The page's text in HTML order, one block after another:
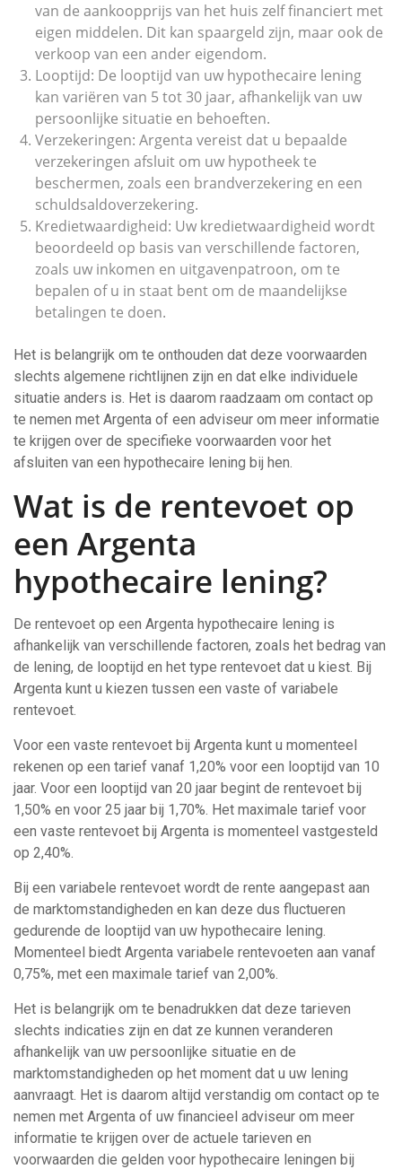
van de aankoopprijs van het huis zelf financiert met
eigen middelen. Dit kan spaargeld zijn, maar ook de
verkoop van een ander eigendom.
Looptijd: De looptijd van uw hypothecaire lening
kan variëren van 5 tot 30 jaar, afhankelijk van uw
persoonlijke situatie en behoeften.
Verzekeringen: Argenta vereist dat u bepaalde
verzekeringen afsluit om uw hypotheek te
beschermen, zoals een brandverzekering en een
schuldsaldoverzekering.
Kredietwaardigheid: Uw kredietwaardigheid wordt
beoordeeld op basis van verschillende factoren,
zoals uw inkomen en uitgavenpatroon, om te
bepalen of u in staat bent om de maandelijkse
betalingen te doen.
Het is belangrijk om te onthouden dat deze voorwaarden
slechts algemene richtlijnen zijn en dat elke individuele
situatie anders is. Het is daarom raadzaam om contact op
te nemen met Argenta of een adviseur om meer informatie
te krijgen over de specifieke voorwaarden voor het
afsluiten van een hypothecaire lening bij hen.
Wat is de rentevoet op
een Argenta
hypothecaire lening?
De rentevoet op een Argenta hypothecaire lening is
afhankelijk van verschillende factoren, zoals het bedrag van
de lening, de looptijd en het type rentevoet dat u kiest. Bij
Argenta kunt u kiezen tussen een vaste of variabele
rentevoet.
Voor een vaste rentevoet bij Argenta kunt u momenteel
rekenen op een tarief vanaf 1,20% voor een looptijd van 10
jaar. Voor een looptijd van 20 jaar begint de rentevoet bij
1,50% en voor 25 jaar bij 1,70%. Het maximale tarief voor
een vaste rentevoet bij Argenta is momenteel vastgesteld
op 2,40%.
Bij een variabele rentevoet wordt de rente aangepast aan
de marktomstandigheden en kan deze dus fluctueren
gedurende de looptijd van uw hypothecaire lening.
Momenteel biedt Argenta variabele rentevoeten aan vanaf
0,75%, met een maximale tarief van 2,00%.
Het is belangrijk om te benadrukken dat deze tarieven
slechts indicaties zijn en dat ze kunnen veranderen
afhankelijk van uw persoonlijke situatie en de
marktomstandigheden op het moment dat u uw lening
aanvraagt. Het is daarom altijd verstandig om contact op te
nemen met Argenta of uw financieel adviseur om meer
informatie te krijgen over de actuele tarieven en
voorwaarden die gelden voor hypothecaire leningen bij